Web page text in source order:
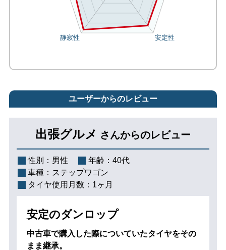
ユーザーからのレビュー
出張グルメ さんからのレビュー
性別： 男性 年齢： 40代
車種： ステップワゴン
タイヤ使用月数： 1ヶ月
安定のダンロップ
中古車で購入した際についていたタイヤをその
まま継承。